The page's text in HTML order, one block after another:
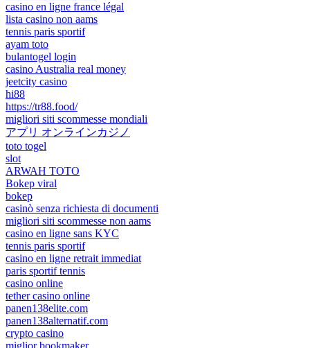
casino en ligne france légal
lista casino non aams
tennis paris sportif
ayam toto
bulantogel login
casino Australia real money
jeetcity casino
hi88
https://tr88.food/
migliori siti scommesse mondiali
アプリ オンラインカジノ
toto togel
slot
ARWAH TOTO
Bokep viral
bokep
casinò senza richiesta di documenti
migliori siti scommesse non aams
casino en ligne sans KYC
tennis paris sportif
casino en ligne retrait immediat
paris sportif tennis
casino online
tether casino online
panen138elite.com
panen138alternatif.com
crypto casino